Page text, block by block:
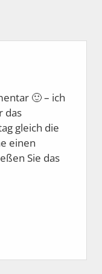
🙂 – ich
das
gleich die
einen
Sie das